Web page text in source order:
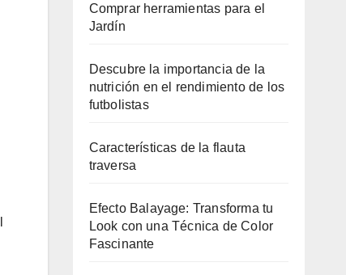
Comprar herramientas para el
Jardín
Descubre la importancia de la
nutrición en el rendimiento de los
futbolistas
Características de la flauta
traversa
Efecto Balayage: Transforma tu
Look con una Técnica de Color
Fascinante